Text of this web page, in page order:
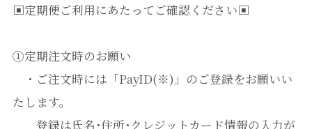
▣定期便ご利用にあたってご確認ください▣
①定期注文時のお願い
・ご注文時には「PayID(※)」のご登録をお願いい
たします。
登録は氏名･住所･クレジットカード情報の入力が